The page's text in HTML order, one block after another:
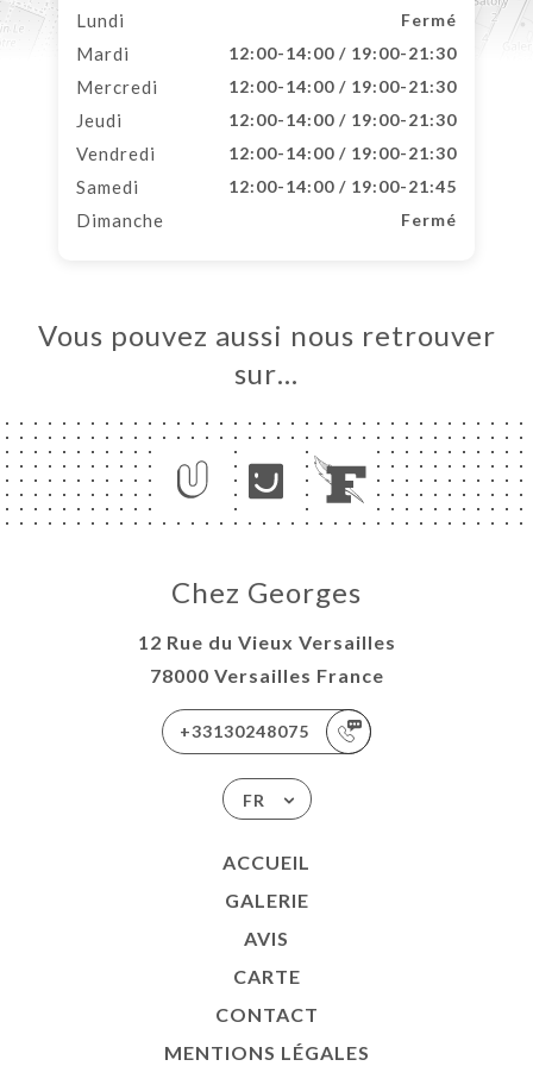
Lundi Fermé
Mardi 12:00-14:00 / 19:00-21:30
Mercredi 12:00-14:00 / 19:00-21:30
Jeudi 12:00-14:00 / 19:00-21:30
Vendredi 12:00-14:00 / 19:00-21:30
Samedi 12:00-14:00 / 19:00-21:45
Dimanche Fermé
Vous pouvez aussi nous retrouver
sur…
Chez Georges
12 Rue du Vieux Versailles
78000 Versailles France
+33130248075
FR
ACCUEIL
GALERIE
AVIS
CARTE
CONTACT
MENTIONS LÉGALES